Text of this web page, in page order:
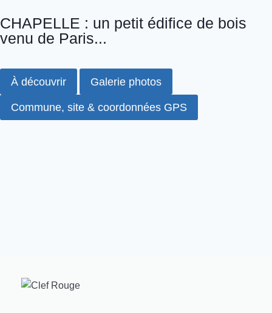
CHAPELLE : un petit édifice de bois
venu de Paris...
À découvrir Galerie photos
Commune, site & coordonnées GPS